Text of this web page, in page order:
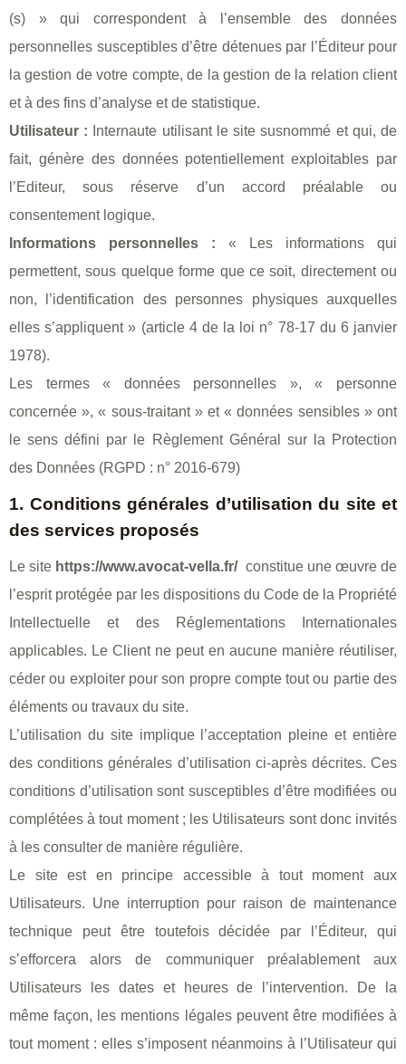
(s) » qui correspondent à l’ensemble des données
personnelles susceptibles d’être détenues par l’Éditeur pour
la gestion de votre compte, de la gestion de la relation client
et à des fins d’analyse et de statistique.
Utilisateur :
Internaute utilisant le site susnommé et qui, de
fait, génère des données potentiellement exploitables par
l’Editeur, sous réserve d’un accord préalable ou
consentement logique.
Informations personnelles : « Les informations qui
permettent, sous quelque forme que ce soit, directement ou
non, l’identification des personnes physiques auxquelles
elles s’appliquent » (article 4 de la loi n° 78-17 du 6 janvier
1978).
Les termes « données personnelles », « personne
concernée », « sous-traitant » et « données sensibles » ont
le sens défini par le Règlement Général sur la Protection
des Données (RGPD : n° 2016-679)
1. Conditions générales d’utilisation du site et
des services proposés
Le site https://www.avocat-vella.fr/ constitue une œuvre de
l’esprit protégée par les dispositions du Code de la Propriété
Intellectuelle et des Réglementations Internationales
applicables. Le Client ne peut en aucune manière réutiliser,
céder ou exploiter pour son propre compte tout ou partie des
éléments ou travaux du site.
L’utilisation du site implique l’acceptation pleine et entière
des conditions générales d’utilisation ci-après décrites. Ces
conditions d’utilisation sont susceptibles d’être modifiées ou
complétées à tout moment ; les Utilisateurs sont donc invités
à les consulter de manière régulière.
Le site est en principe accessible à tout moment aux
Utilisateurs. Une interruption pour raison de maintenance
technique peut être toutefois décidée par l’Éditeur, qui
s’efforcera alors de communiquer préalablement aux
Utilisateurs les dates et heures de l’intervention. De la
même façon, les mentions légales peuvent être modifiées à
tout moment : elles s’imposent néanmoins à l’Utilisateur qui